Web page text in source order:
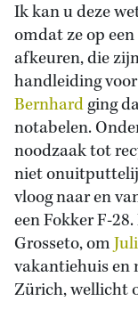
Ik kan u deze
omdat ze op
afkeuren, die
handleiding
Bernhardging
notabelen.
noodzaak tot
niet
vloog naar en
een Fokker F-
Grosseto, om
vakantiehuis en
Zürich, wellicht